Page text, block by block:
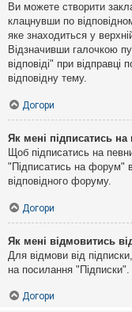
Ви можете створити
клацнувши по
яке знаходиться у
Відзначивши галочкою
відповіді" при
відповідну тему.
Догори
Як мені підписатись
Щоб підписатись на
"Підписатись на форум" в
відповідного форуму.
Догори
Як мені відмовитись
Для відмови від
на посилання "Підписки".
Догори